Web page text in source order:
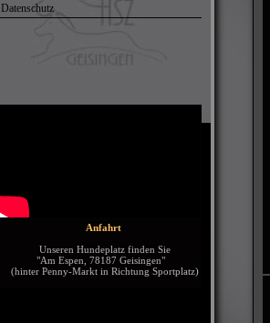
Datenschutz
Anfahrt
Unseren Hundeplatz finden Sie
"Am Espen, 78187 Geisingen"
(hinter Penny-Markt in Richtung Sportplatz)